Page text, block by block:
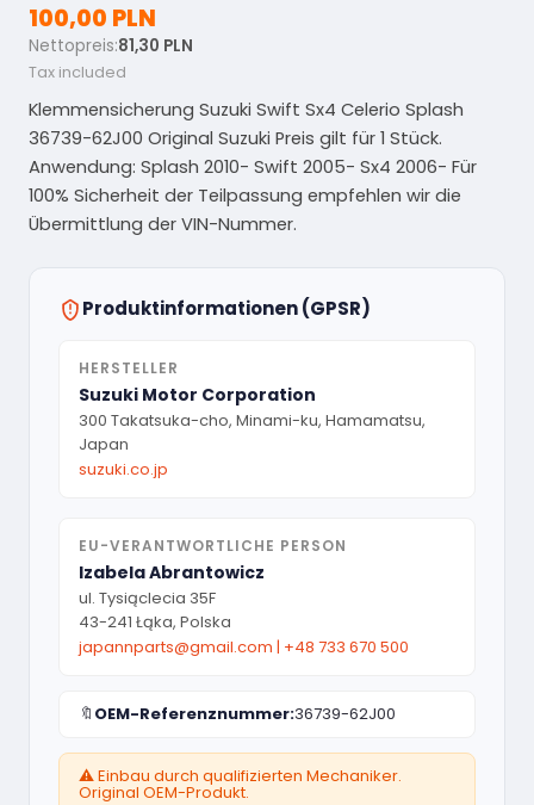
100,00 PLN
Nettopreis:81,30 PLN
Tax included
Klemmensicherung Suzuki Swift Sx4 Celerio Splash
36739-62J00 Original Suzuki Preis gilt für 1 Stück.
Anwendung: Splash 2010- Swift 2005- Sx4 2006- Für
100% Sicherheit der Teilpassung empfehlen wir die
Übermittlung der VIN-Nummer.
Produktinformationen (GPSR)
HERSTELLER
Suzuki Motor Corporation
300 Takatsuka-cho, Minami-ku, Hamamatsu,
Japan
suzuki.co.jp
EU-VERANTWORTLICHE PERSON
Izabela Abrantowicz
ul. Tysiąclecia 35F
43-241 Łąka, Polska
japannparts@gmail.com | +48 733 670 500
🔖 OEM-Referenznummer:36739-62J00
⚠️ Einbau durch qualifizierten Mechaniker.
Original OEM-Produkt.